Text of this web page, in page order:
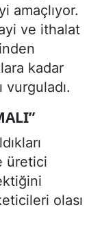
amaçlıyor.
ve ithalat
kadar
vurguladı.
üretici
olası